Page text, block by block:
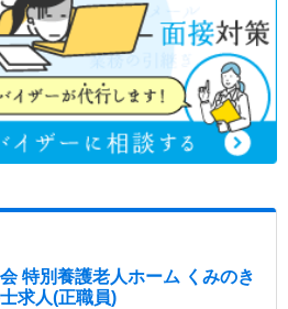
特別養護老人ホーム くみのき
求人(正職員)